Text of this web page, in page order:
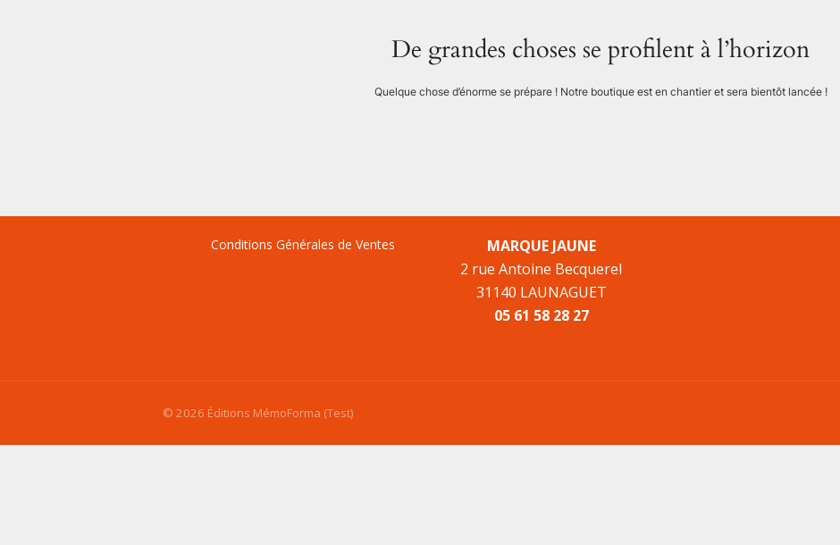
De grandes choses se profilent à l’horizon
Quelque chose d’énorme se prépare ! Notre boutique est en chantier et sera bientôt lancée !
Conditions Générales de Ventes
MARQUE JAUNE
2 rue Antoine Becquerel
31140 LAUNAGUET
05 61 58 28 27
© 2026 Éditions MémoForma (Test)